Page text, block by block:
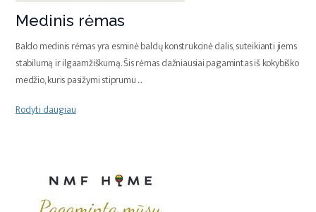
Medinis rėmas
Baldo medinis rėmas yra esminė baldų konstrukcinė dalis, suteikianti jiems
stabilumą ir ilgaamžiškumą. Šis rėmas dažniausiai pagamintas iš kokybiško
medžio, kuris pasižymi stiprumu...
Rodyti daugiau